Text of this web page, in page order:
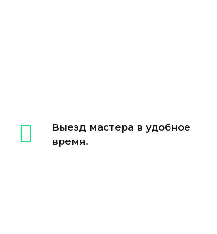
Выезд мастера в удобное
время.